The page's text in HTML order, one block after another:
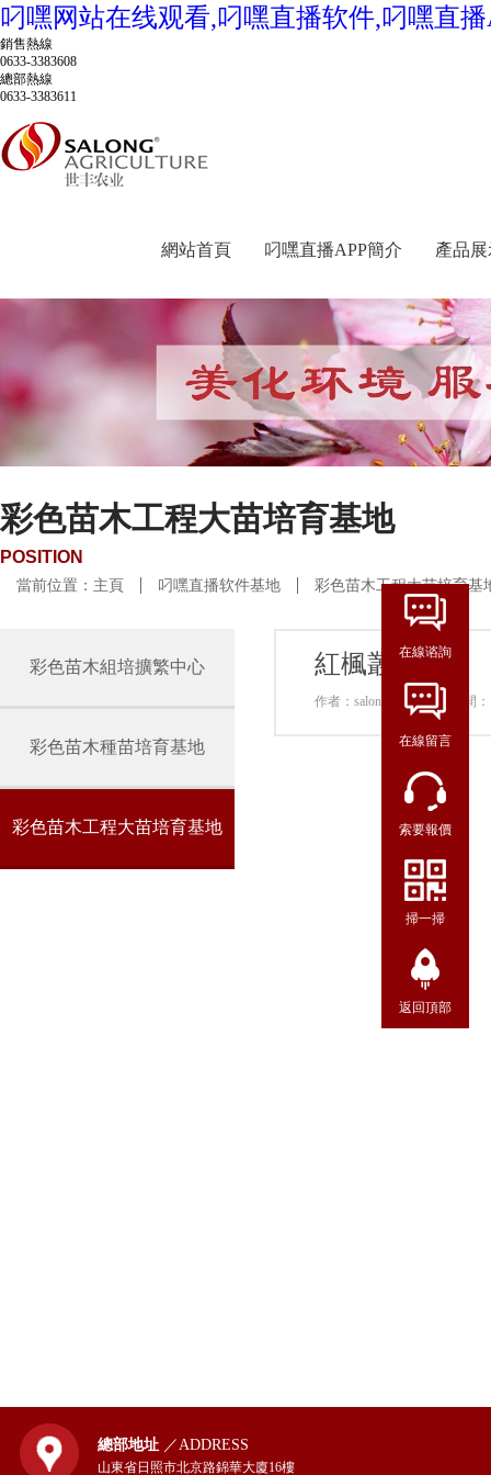
叼嘿网站在线观看,叼嘿直播软件,叼嘿直播
銷售熱線
0633-3383608
總部熱線
0633-3383611
網站首頁 叼嘿直播APP簡介 產品
彩色苗木工程大苗培育基地
POSITION
當前位置： 主頁 叼嘿直播软件基地 彩色苗木工程大苗培育基
彩色苗木組培擴繁中心
彩色苗木種苗培育基地
彩色苗木工程大苗培育基地
紅楓叢生苗
作者：salong-agriculture 時間
總部地址 ／ADDRESS
山東省日照市北京路錦華大廈16樓
在線谘詢
在線留言
索要報價
掃一掃
返回頂部